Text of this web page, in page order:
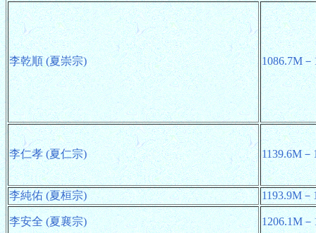
李乾順 (夏崇宗) 1086.7M－
李仁孝 (夏仁宗) 1139.6M－
李純佑 (夏桓宗) 1193.9M－
李安全 (夏襄宗) 1206.1M－